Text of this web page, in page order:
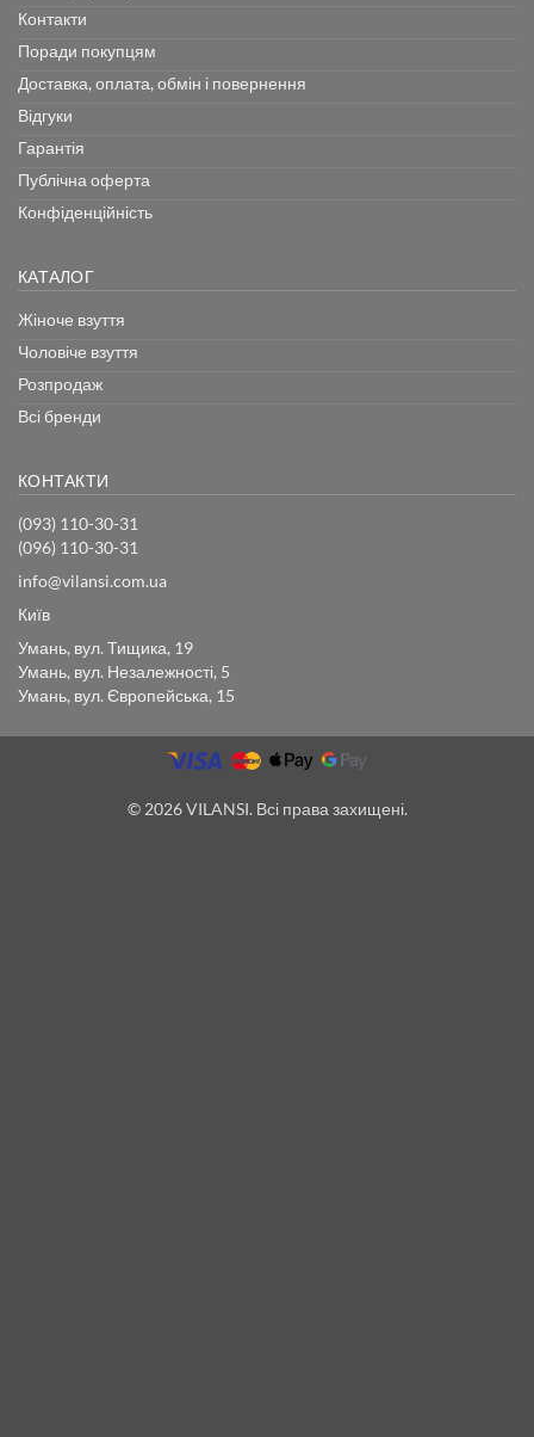
Контакти
Поради покупцям
Доставка, оплата, обмін і повернення
Відгуки
Гарантія
Публічна оферта
Конфіденційність
КАТАЛОГ
Жіноче взуття
Чоловіче взуття
Розпродаж
Всі бренди
КОНТАКТИ
(093) 110-30-31
(096) 110-30-31
info@vilansi.com.ua
Київ
Умань, вул. Тищика, 19
Умань, вул. Незалежності, 5
Умань, вул. Європейська, 15
© 2026 VILANSI. Всі права захищені.